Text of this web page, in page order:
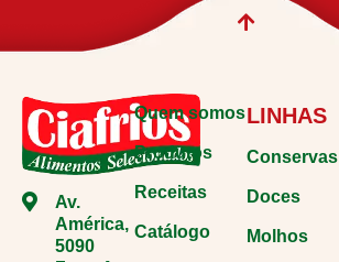
Av.
América,
5090
Quem somos
Produtos
Receitas
Catálogo
LINHAS
Conservas
Doces
Molhos